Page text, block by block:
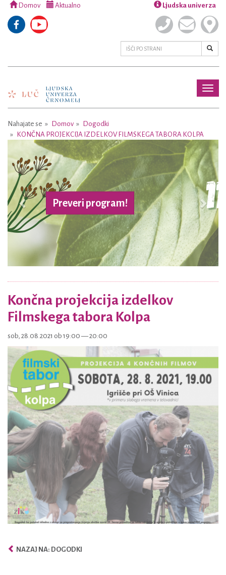
Domov Aktualno Ljudska univerza
Nahajate se Domov
Dogodki
KONČNA PROJEKCIJA IZDELKOV FILMSKEGA TABORA KOLPA
Preveri program!
Previous Next
Končna projekcija izdelkov
Filmskega tabora Kolpa
sob, 28.08.2021 ob 19:00 — 20:00
NAZAJ NA: DOGODKI